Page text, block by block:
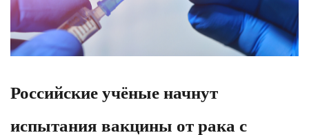
Российские учёные начнут
испытания вакцины от рака с